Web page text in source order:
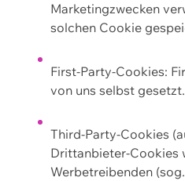
Marketingzwecken
solchen Cookie
First-Party-Cookies:
von uns selbst gesetzt.
Third-Party-Cookies
Drittanbieter-Cookies
Werbetreibenden